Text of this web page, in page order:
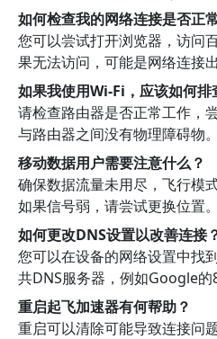
如何检查我的网络连接是否正
您可以尝试打开浏览器，访问
果无法访问，可能是网络连接出
如果我使用Wi-Fi，应该如何排
请检查路由器是否正常工作，
与路由器之间没有物理障碍物。
移动数据用户需要注意什么？
确保数据流量未用尽，飞行模
如果信号弱，请尝试更换位置。
如何更改DNS设置以改善连接
您可以在设备的网络设置中找
共DNS服务器，例如Google的
重启起飞加速器有何帮助？
重启可以清除可能导致连接问